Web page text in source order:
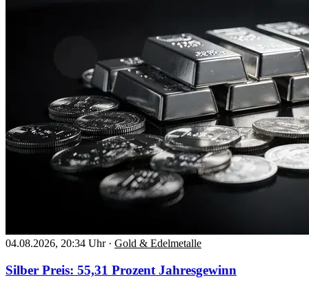
04.08.2026, 20:34 Uhr · Gold & Edelmetalle
Silber Preis: 55,31 Prozent Jahresgewinn